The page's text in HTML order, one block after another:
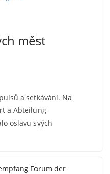
měst
a setkávání. Na
a Abteilung
oslavu svých
Forum der